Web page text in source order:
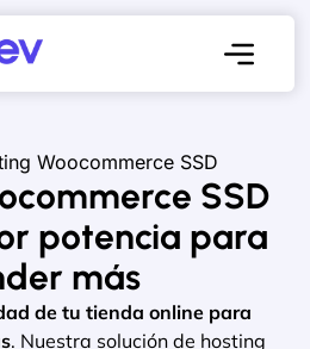
Woocommerce SSD
SSD
potencia para
más
de tu tienda online para
. Nuestra solución de hosting